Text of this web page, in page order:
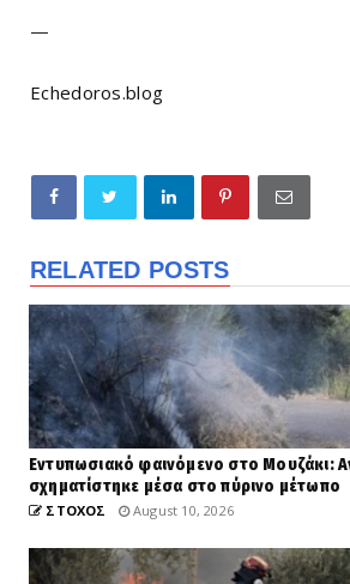
—
Echedoros.blog
RELATED POSTS
Εντυπωσιακό φαινόμενο στο Μουζάκι:
σχηματίστηκε μέσα στο πύρινο μέτωπο
ΣΤΟΧΟΣ August 10, 2026